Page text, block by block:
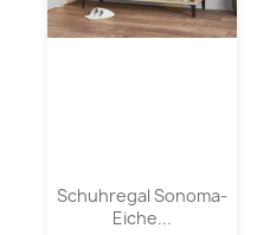
Schuhregal Sonoma-
Eiche...